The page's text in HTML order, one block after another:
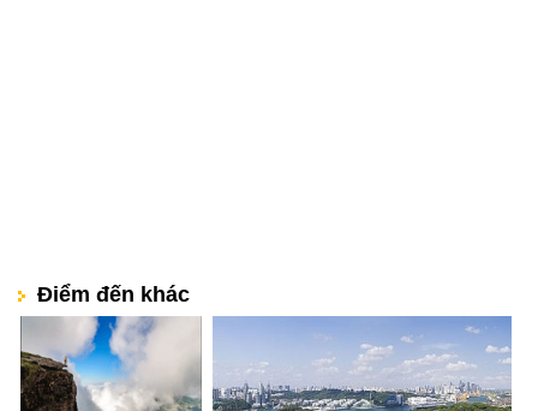
Điểm đến khác